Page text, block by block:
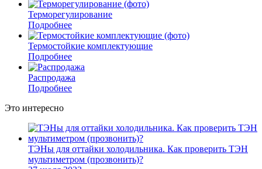
Терморегулирование
Подробнее
Термостойкие комплектующие
Подробнее
Распродажа
Подробнее
Это интересно
ТЭНы для оттайки холодильника. Как проверить ТЭН
мультиметром (прозвонить)?